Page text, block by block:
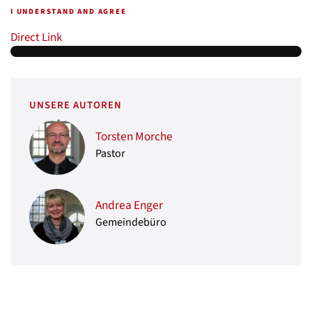
I UNDERSTAND AND AGREE
Direct Link
UNSERE AUTOREN
Torsten Morche
Pastor
Andrea Enger
Gemeindebüro